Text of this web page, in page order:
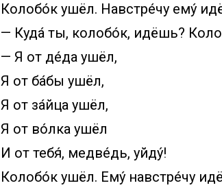
Колобо́к ушёл. Навстре́чу ему́
— Куда́ ты, колобо́к, идёшь?
— Я от де́да ушёл,
Я от ба́бы ушёл,
Я от за́йца ушёл,
Я от во́лка ушёл
И от тебя́, медве́дь, уйду́!
Колобо́к ушёл. Ему́ навстре́чу